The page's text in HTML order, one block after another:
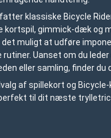
klassiske Bicycle
kortspil, gimmick-dæk og
det muligt at udføre
rutiner. Uanset om du
eller samling, finder du
af spillekort og
til dit næste